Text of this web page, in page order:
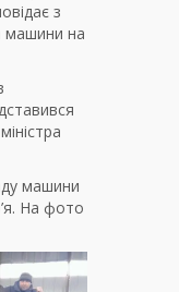
з
машини на
машини
На фото